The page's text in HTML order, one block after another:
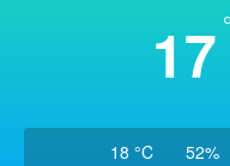
17
18 °C
52%